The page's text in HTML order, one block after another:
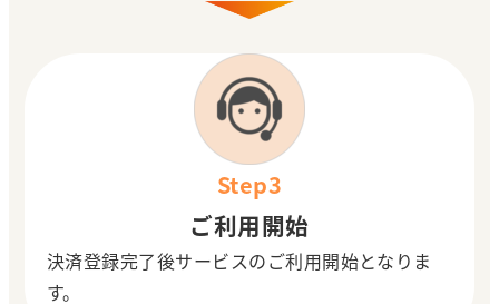
Step3
ご利用開始
決済登録完了後サービスのご利用開始となりま
す。